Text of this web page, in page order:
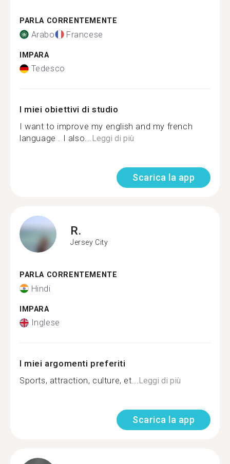
PARLA CORRENTEMENTE
Arabo Francese
IMPARA
Tedesco
I miei obiettivi di studio
I want to improve my english and my french
language . I also...Leggi di più
Scarica la app
R.
Jersey City
PARLA CORRENTEMENTE
Hindi
IMPARA
Inglese
I miei argomenti preferiti
Sports, attraction, culture, et...Leggi di più
Scarica la app